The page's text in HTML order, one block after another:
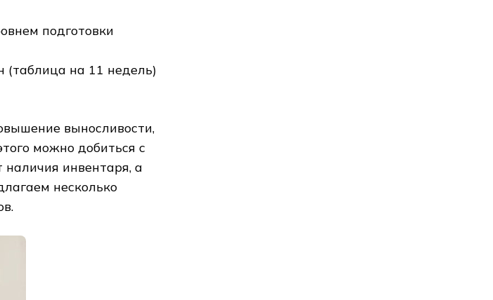
подготовки
на 11 недель)
выносливости,
можно добиться с
инвентаря, а
несколько